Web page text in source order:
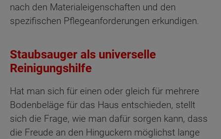
nach den Materialeigenschaften und den
spezifischen Pflegeanforderungen erkundigen.
Staubsauger als universelle
Reinigungshilfe
Hat man sich für einen oder gleich für mehrere
Bodenbeläge für das Haus entschieden, stellt
sich die Frage, wie man dafür sorgen kann, dass
die Freude an den Hinguckern möglichst lange